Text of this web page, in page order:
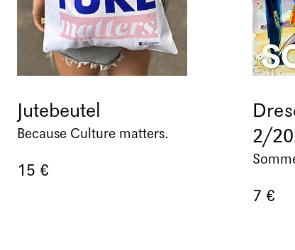
Jutebeutel
Because Culture matters.
15 €
2/
7 €